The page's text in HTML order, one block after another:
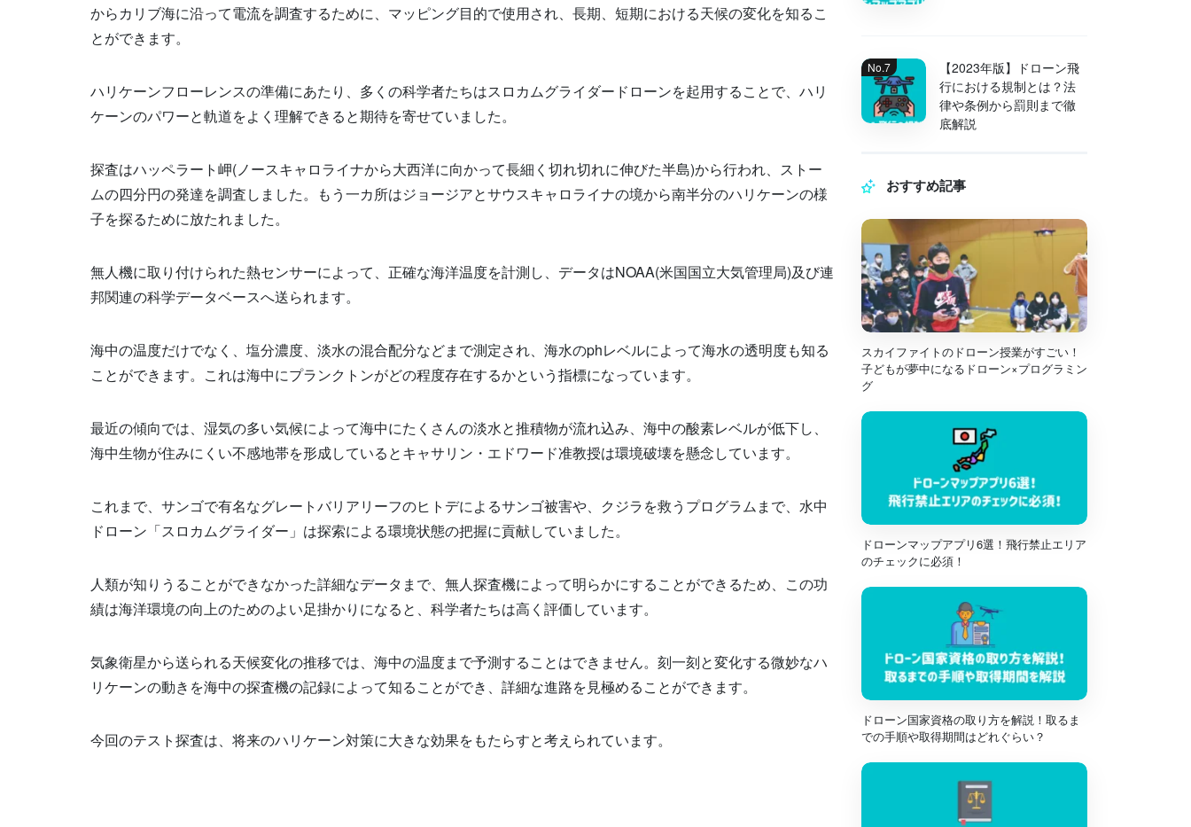
からカリブ海に沿って電流を調査するために、マッピング目的で使用され、長期、短期における天候の変化を知るこ
とができます。
ハリケーンフローレンスの準備にあたり、多くの科学者たちはスロカムグライダードローンを起用することで、ハリ
ケーンのパワーと軌道をよく理解できると期待を寄せていました。
探査はハッペラート岬(ノースキャロライナから大西洋に向かって長細く切れ切れに伸びた半島)から行われ、ストー
ムの四分円の発達を調査しました。もう一カ所はジョージアとサウスキャロライナの境から南半分のハリケーンの様
子を探るために放たれました。
無人機に取り付けられた熱センサーによって、正確な海洋温度を計測し、データはNOAA(米国国立大気管理局)及び連
邦関連の科学データベースへ送られます。
海中の温度だけでなく、塩分濃度、淡水の混合配分などまで測定され、海水のphレベルによって海水の透明度も知る
ことができます。これは海中にプランクトンがどの程度存在するかという指標になっています。
最近の傾向では、湿気の多い気候によって海中にたくさんの淡水と推積物が流れ込み、海中の酸素レベルが低下し、
海中生物が住みにくい不感地帯を形成しているとキャサリン・エドワード准教授は環境破壊を懸念しています。
これまで、サンゴで有名なグレートバリアリーフのヒトデによるサンゴ被害や、クジラを救うプログラムまで、水中
ドローン「スロカムグライダー」は探索による環境状態の把握に貢献していました。
人類が知りうることができなかった詳細なデータまで、無人探査機によって明らかにすることができるため、この功
績は海洋環境の向上のためのよい足掛かりになると、科学者たちは高く評価しています。
気象衛星から送られる天候変化の推移では、海中の温度まで予測することはできません。刻一刻と変化する微妙なハ
リケーンの動きを海中の探査機の記録によって知ることができ、詳細な進路を見極めることができます。
今回のテスト探査は、将来のハリケーン対策に大きな効果をもたらすと考えられています。
【2023年版】ドローン飛
行における規制とは？法
律や条例から罰則まで徹
底解説
おすすめ記事
スカイファイトのドローン授業がすごい！
子どもが夢中になるドローン×プログラミン
グ
ドローンマップアプリ6選！飛行禁止エリア
のチェックに必須！
ドローン国家資格の取り方を解説！取るま
での手順や取得期間はどれぐらい？